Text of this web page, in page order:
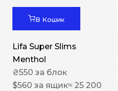
В Кошик
Lifa Super Slims
Menthol
₴550 за блок
$560 за ящик≈ 25 200